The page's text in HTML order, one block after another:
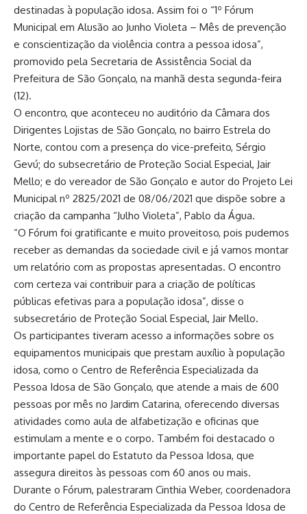
destinadas à população idosa. Assim foi o “1º Fórum
Municipal em Alusão ao Junho Violeta – Mês de prevenção
e conscientização da violência contra a pessoa idosa”,
promovido pela Secretaria de Assistência Social da
Prefeitura de São Gonçalo, na manhã desta segunda-feira
(12).
O encontro, que aconteceu no auditório da Câmara dos
Dirigentes Lojistas de São Gonçalo, no bairro Estrela do
Norte, contou com a presença do vice-prefeito, Sérgio
Gevú; do subsecretário de Proteção Social Especial, Jair
Mello; e do vereador de São Gonçalo e autor do Projeto Lei
Municipal nº 2825/2021 de 08/06/2021 que dispõe sobre a
criação da campanha “Julho Violeta”, Pablo da Água.
“O Fórum foi gratificante e muito proveitoso, pois pudemos
receber as demandas da sociedade civil e já vamos montar
um relatório com as propostas apresentadas. O encontro
com certeza vai contribuir para a criação de políticas
públicas efetivas para a população idosa”, disse o
subsecretário de Proteção Social Especial, Jair Mello.
Os participantes tiveram acesso a informações sobre os
equipamentos municipais que prestam auxílio à população
idosa, como o Centro de Referência Especializada da
Pessoa Idosa de São Gonçalo, que atende a mais de 600
pessoas por mês no Jardim Catarina, oferecendo diversas
atividades como aula de alfabetização e oficinas que
estimulam a mente e o corpo. Também foi destacado o
importante papel do Estatuto da Pessoa Idosa, que
assegura direitos às pessoas com 60 anos ou mais.
Durante o Fórum, palestraram Cinthia Weber, coordenadora
do Centro de Referência Especializada da Pessoa Idosa de